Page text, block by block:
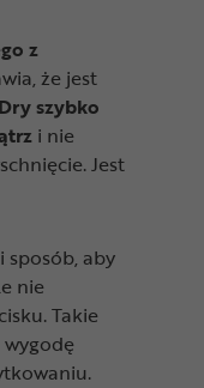
z
że jest
szybko
i nie
Jest
sposób, aby
nie
Takie